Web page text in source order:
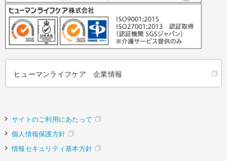
ヒューマンライフケア 企業情報
サイトのご利用にあたって
個人情報保護方針
情報セキュリティ基本方針